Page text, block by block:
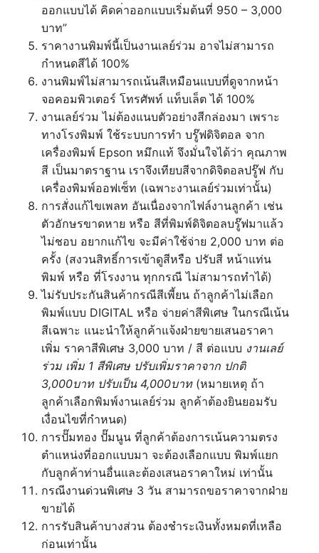
ออกแบบได้ คิดค่าออกแบบเริ่มต้นที่ 950 – 3,000
บาท”
ราคางานพิมพ์นี้เป็นงานเลย์ร่วม อาจไม่สามารถ
กำหนดสีได้ 100%
งานพิมพ์ไม่สามารถเน้นสีเหมือนแบบที่ดูจากหน้า
จอคอมพิวเตอร์ โทรศัพท์ แท็บเล็ต ได้ 100%
งานเลย์ร่วม ไม่ต้องแนบตัวอย่างสีกล่องมา เพราะ
ทางโรงพิมพ์ ใช้ระบบการทำ บรู๊ฟดิจิตอล จาก
เครื่องพิมพ์ Epson หมึกแท้ จึงมั่นใจได้ว่า คุณภาพ
สี เป็นมาตราฐาน เราจึงเทียบสีจากดิจิตอลปรู๊ฟ กับ
เครื่องพิมพ์ออฟเซ็ท (เฉพาะงานเลย์ร่วมเท่านั้น)
การสั่งแก้ไขเพลท อันเนื่องจากไฟล์งานลูกค้า เช่น
ตัวอักษรขาดหาย หรือ สีที่พิมพ์ดิจิตอลบรู๊ฟมาแล้ว
ไม่ชอบ อยากแก้ไข จะมีค่าใช้จ่าย 2,000 บาท ต่อ
ครั้ง (สงวนสิทธิ์การเข้าดูสีหรือ ปรับสี หน้าแท่น
พิมพ์ หรือ ที่โรงงาน ทุกกรณี ไม่สามารถทำได้)
ไม่รับประกันสินค้ากรณีสีเพี้ยน ถ้าลูกค้าไม่เลือก
พิมพ์แบบ DIGITAL หรือ จ่ายค่าสีพิเศษ ในกรณีเน้น
สีเฉพาะ แนะนำให้ลูกค้าแจ้งฝ่ายขายเสนอราคา
เพิ่ม ราคาสีพิเศษ 3,000 บาท / สี ต่อแบบ งานเลย์
ร่วม เพิ่ม 1 สีพิเศษ ปรับเพิ่มราคาจาก ปกติ
3,000บาท ปรับเป็น 4,000บาท(หมายเหตุ ถ้า
ลูกค้าเลือกพิมพ์งานเลย์ร่วม ลูกค้าต้องยินยอมรับ
เงื่อนไขที่กำหนด)
การปั๊มทอง ปั๊มนูน ที่ลูกค้าต้องการเน้นความตรง
ตำแหน่งที่ออกแบบมา จะต้องเลือกแบบ พิมพ์แยก
กับลูกค้าท่านอื่นและต้องเสนอราคาใหม่ เท่านั้น
กรณีงานด่วนพิเศษ 3 วัน สามารถขอราคาจากฝ่าย
ขายได้
การรับสินค้าบางส่วน ต้องชำระเงินทั้งหมดที่เหลือ
ก่อนเท่านั้น